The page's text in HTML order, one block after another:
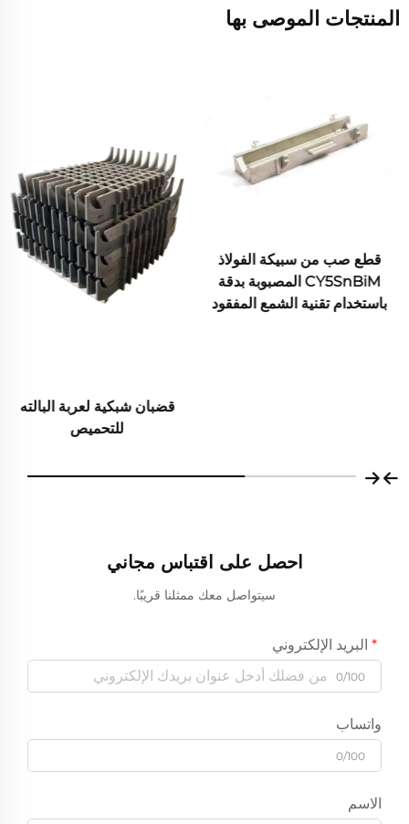
المنتجات الموصى بها
قطع صب من سبيكة الفولاذ
CY5SnBiM المصبوبة بدقة
باستخدام تقنية الشمع المفقود
قضبان شبكية لعربة البالته
للتحميص
احصل على اقتباس مجاني
سيتواصل معك ممثلنا قريبًا.
البريد الإلكتروني
0/100
واتساب
0/100
الاسم